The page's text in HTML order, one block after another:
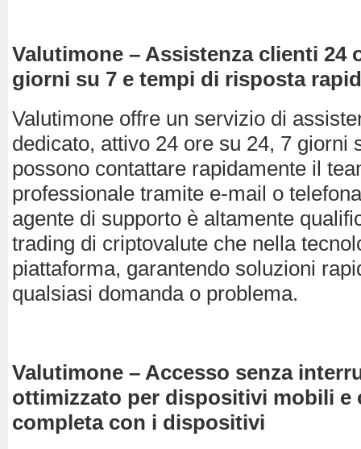
Valutimone – Assistenza clienti 24
giorni su 7 e tempi di risposta
Valutimone offre un servizio di
dedicato, attivo 24 ore su 24, 7 giorni
possono contattare rapidamente il
professionale tramite e-mail o
agente di supporto è altamente
trading di criptovalute che nella
piattaforma, garantendo soluzioni
qualsiasi domanda o problema.
Valutimone – Accesso senza
ottimizzato per dispositivi mobili e
completa con i dispositivi